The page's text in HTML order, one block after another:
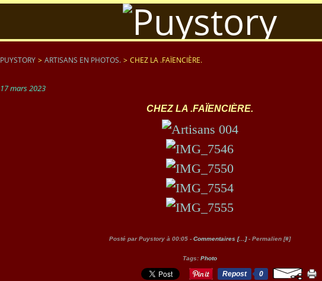
PUYSTORY > ARTISANS EN PHOTOS. > CHEZ LA .FAÏENCIÈRE.
17 mars 2023
CHEZ LA .FAÏENCIÈRE.
Posté par Puystory à 00:05 - Commentaires [… ]- Permalien [#]
Tags: Photo
Repost 0